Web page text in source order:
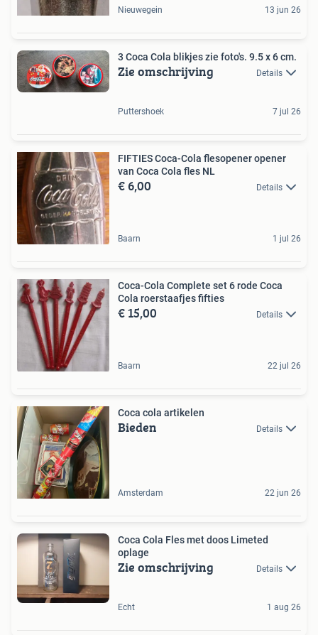
Nieuwegein 13 jun 26
3 Coca Cola blikjes zie foto's. 9.5 x 6 cm.
Zie omschrijving Details
Puttershoek 7 jul 26
FIFTIES Coca-Cola flesopener opener
van Coca Cola fles NL
€ 6,00 Details
Baarn 1 jul 26
Coca-Cola Complete set 6 rode Coca
Cola roerstaafjes fifties
€ 15,00 Details
Baarn 22 jul 26
Coca cola artikelen
Bieden Details
Amsterdam 22 jun 26
Coca Cola Fles met doos Limeted
oplage
Zie omschrijving Details
Echt 1 aug 26